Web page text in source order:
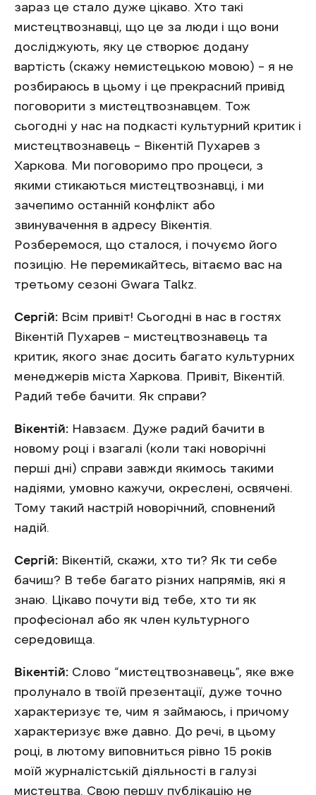
зараз це стало дуже цікаво. Хто такі
мистецтвознавці, що це за люди і що вони
досліджують, яку це створює додану
вартість (скажу немистецькою мовою) – я не
розбираюсь в цьому і це прекрасний привід
поговорити з мистецтвознавцем. Тож
сьогодні у нас на подкасті культурний критик і
мистецтвознавець – Вікентій Пухарев з
Харкова. Ми поговоримо про процеси, з
якими стикаються мистецтвознавці, і ми
зачепимо останній конфлікт або
звинувачення в адресу Вікентія.
Розберемося, що сталося, і почуємо його
позицію. Не перемикайтесь, вітаємо вас на
третьому сезоні Gwara Talkz.
Сергій: Всім привіт! Сьогодні в нас в гостях
Вікентій Пухарев – мистецтвознавець та
критик, якого знає досить багато культурних
менеджерів міста Харкова. Привіт, Вікентій.
Радий тебе бачити. Як справи?
Вікентій: Навзаєм. Дуже радий бачити в
новому році і взагалі (коли такі новорічні
перші дні) справи завжди якимось такими
надіями, умовно кажучи, окреслені, освячені.
Тому такий настрій новорічний, сповнений
надій.
Сергій: Вікентій, скажи, хто ти? Як ти себе
бачиш? В тебе багато різних напрямів, які я
знаю. Цікаво почути від тебе, хто ти як
професіонал або як член культурного
середовища.
Вікентій: Слово “мистецтвознавець”, яке вже
пролунало в твоїй презентації, дуже точно
характеризує те, чим я займаюсь, і причому
характеризує вже давно. До речі, в цьому
році, в лютому виповниться рівно 15 років
моїй журналістській діяльності в галузі
мистецтва. Свою першу публікацію не